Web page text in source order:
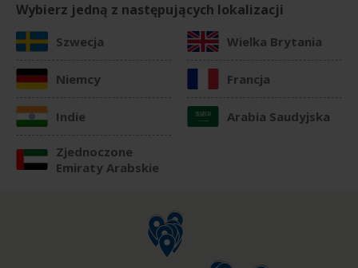
Wybierz jedną z następujących lokalizacji
Szwecja Wielka Brytania
Niemcy Francja
Indie Arabia Saudyjska
Zjednoczone
Emiraty Arabskie